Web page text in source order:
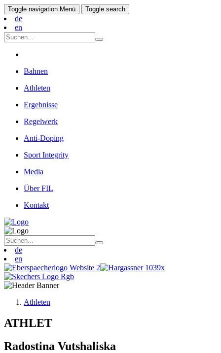
Toggle navigation Menü Toggle search
de
en
Bahnen
Athleten
Ergebnisse
Regelwerk
Anti-Doping
Sport Integrity
Media
Über FIL
Kontakt
de
en
Athleten
ATHLET
Radostina Vutshaliska